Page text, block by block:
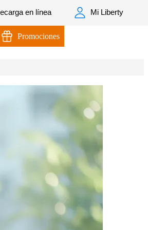
en línea Mi Liberty